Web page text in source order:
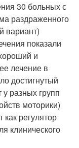
30 больных с
раздраженного
вариант)
показали
и
лечение в
достигнутый
разных групп
моторики)
регулятор
клинического